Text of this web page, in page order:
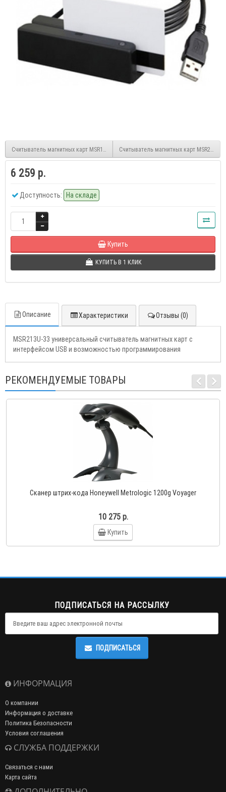
Считыватель магнитных карт MSR112A-33Считыватель магнитных карт MSR213V-
6 259 р.
Доступность: На складе
Купить
КУПИТЬ В 1 КЛИК
Описание Характеристики Отзывы (0)
MSR213U-33 универсальный считыватель магнитных карт с
интерфейсом USB и возможностью программирования
РЕКОМЕНДУЕМЫЕ ТОВАРЫ
Сканер штрих-кода Honeywell Metrologic 1200g Voyager
10 275 р.
Купить
ПОДПИСАТЬСЯ НА РАССЫЛКУ
ПОДПИСАТЬСЯ
ИНФОРМАЦИЯ
О компании
Информация о доставке
Политика Безопасности
Условия соглашения
СЛУЖБА ПОДДЕРЖКИ
Связаться с нами
Карта сайта